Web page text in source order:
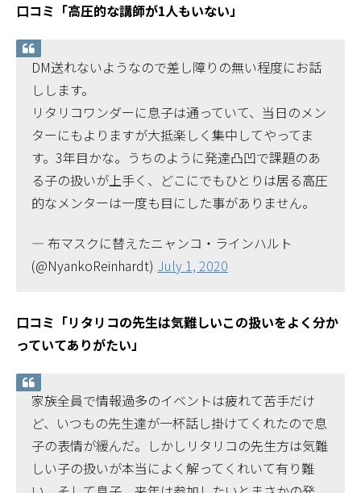
口コミ「高圧的な講師が1人もいない」
DM送れないようなので差し障りの無い程度にお話
しします。
リタリコワンダーに息子は通っていて、当日のメン
ターにもよりますが大抵楽しく集中してやってま
す。3年目かな。うちのように発達凸凹で課題のあ
る子の扱いが上手く、どこにでもひとりは居る高圧
的なメンターは一度も目にした事がありません。
— 布マスクに替えたニャンコ・ラインハルト
(@NyankoReinhardt) July 1, 2020
口コミ「リタリコの先生は気難しいこの扱いをよく分か
っていてありがたい」
家族全員で情報過多のイベントは疲れて苦手だけ
ど、いつもの先生達が一杯話し掛けてくれたので息
子の表情が緩んだ。しかしリタリコの先生方は気難
しい子の扱いが本当によく解ってくれいて有り難